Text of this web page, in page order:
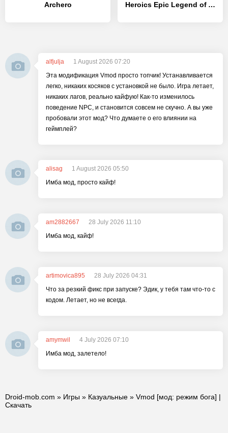
Archero Heroics Epic Legend of Archero
alfjulja
1 August 2026 07:20
Эта модификация Vmod просто топчик! Устанавливается
легко, никаких косяков с установкой не было. Игра летает,
никаких лагов, реально кайфую! Как-то изменилось
поведение NPC, и становится совсем не скучно. А вы уже
пробовали этот мод? Что думаете о его влиянии на
геймплей?
alisag
1 August 2026 05:50
Имба мод, просто кайф!
am2882667
28 July 2026 11:10
Имба мод, кайф!
artimovica895
28 July 2026 04:31
Что за резкий фикс при запуске? Эдик, у тебя там что-то с
кодом. Летает, но не всегда.
amymwil
4 July 2026 07:10
Имба мод, залетело!
Droid-mob.com » Игры » Казуальные » Vmod [мод: режим бога] |
Скачать